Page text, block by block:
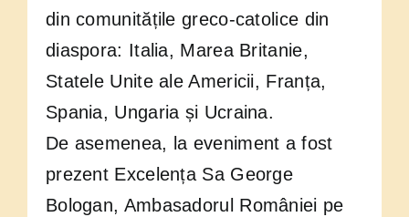
din comunitățile greco-catolice din
diaspora: Italia, Marea Britanie,
Statele Unite ale Americii, Franța,
Spania, Ungaria și Ucraina.
De asemenea, la eveniment a fost
prezent Excelența Sa George
Bologan, Ambasadorul României pe